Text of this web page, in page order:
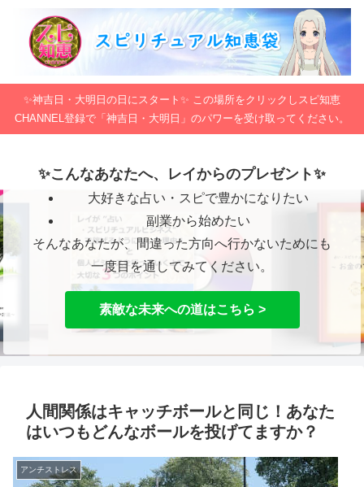
✨神吉日・大明日の日にスタート✨ この場所をクリックしスピ知恵
CHANNEL登録で「神吉日・大明日」のパワーを受け取ってください。
✨こんなあなたへ、レイからのプレゼント✨
大好きな占い・スピで豊かになりたい
副業から始めたい
そんなあなたが、間違った方向へ行かないためにも
一度目を通してみてください。
素敵な未来への道はこちら >
人間関係はキャッチボールと同じ！あなた
はいつもどんなボールを投げてますか？
アンチストレス